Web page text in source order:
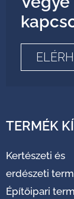
TERMÉK
Kertészeti és
erdészeti
Építőipari